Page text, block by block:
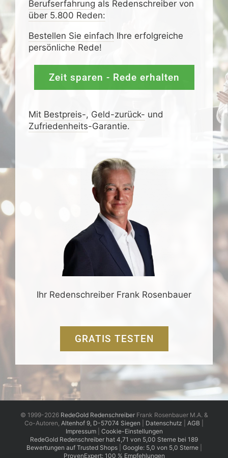
Berufserfahrung als Redenschreiber von
über 5.800 Reden:
Bestellen Sie einfach Ihre erfolgreiche
persönliche Rede!
Zeit sparen - Rede erhalten
Mit Bestpreis-, Geld-zurück- und
Zufrieden­­heits-Garantie.
Ihr Redenschreiber Frank Rosenbauer
GRATIS TESTEN
© 1999-2026 RedeGold RedenschreiberFrank Rosenbauer M.A. &
Co-Autoren, Altenhof 9, D-57074 Siegen Datenschutz AGB
Impressum| Cookie-Einstellungen
RedeGold Redenschreiber hat 4,71 von 5,00 Sterne bei 189
Bewertungen auf Trusted Shops| Google: 5,0 von 5,0 Sterne|
ProvenExpert: 100 % Empfehlungen